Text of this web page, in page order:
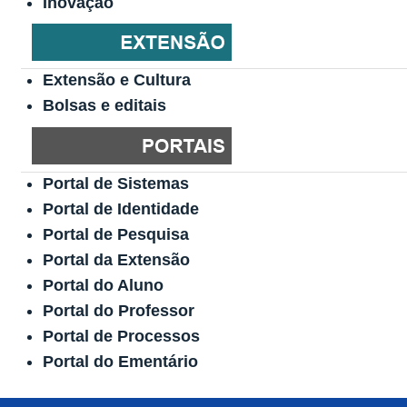
Extensão e Cultura
Bolsas e editais
Portal de Sistemas
Portal de Identidade
Portal de Pesquisa
Portal da Extensão
Portal do Aluno
Portal do Professor
Portal de Processos
Portal do Ementário